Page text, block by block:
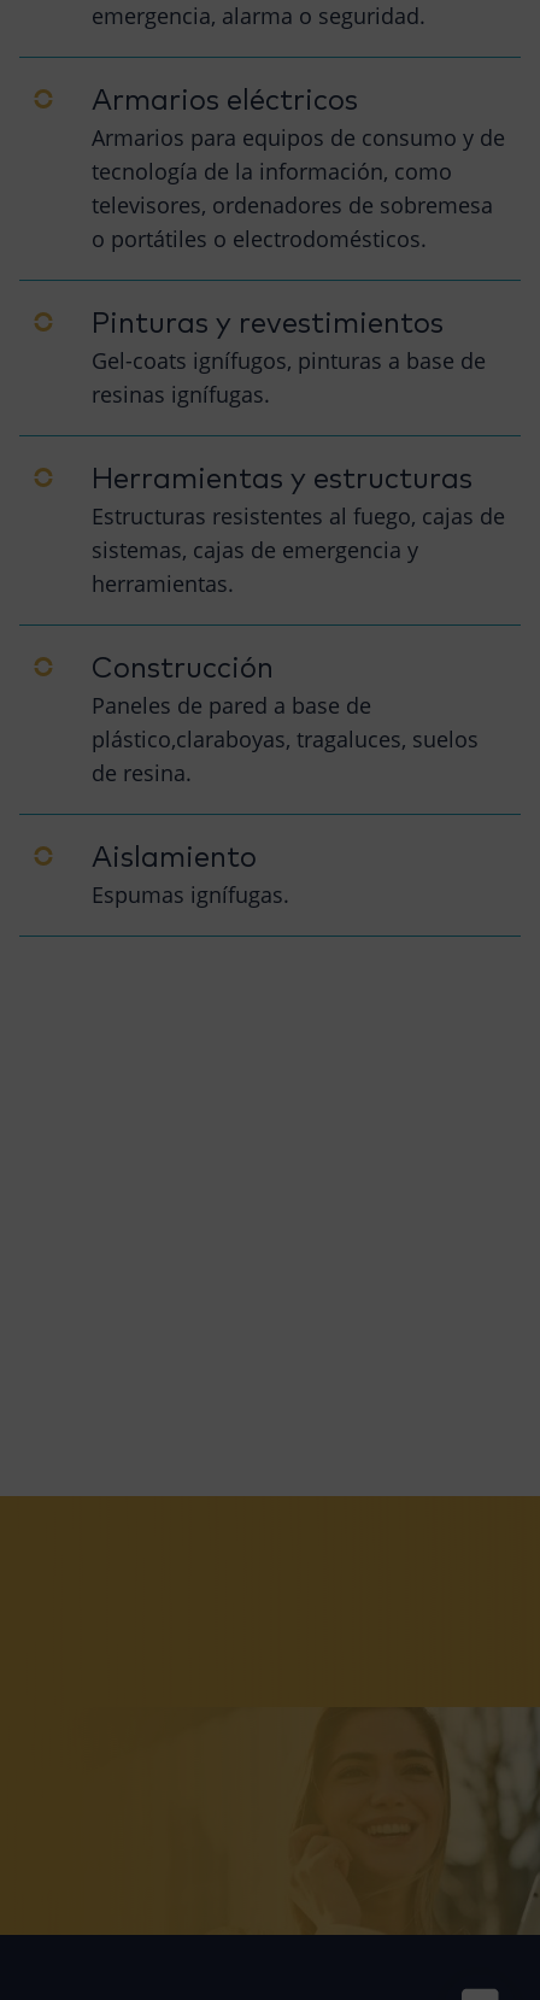
emergencia, alarma o seguridad.
Armarios eléctricos
Armarios para equipos de consumo y de
tecnología de la información, como
televisores, ordenadores de sobremesa
o portátiles o electrodomésticos.
Pinturas y revestimientos
Gel-coats ignífugos, pinturas a base de
resinas ignífugas.
Herramientas y estructuras
Estructuras resistentes al fuego, cajas de
sistemas, cajas de emergencia y
herramientas.
Construcción
Paneles de pared a base de
plástico,claraboyas, tragaluces, suelos
de resina.
Aislamiento
Espumas ignífugas.